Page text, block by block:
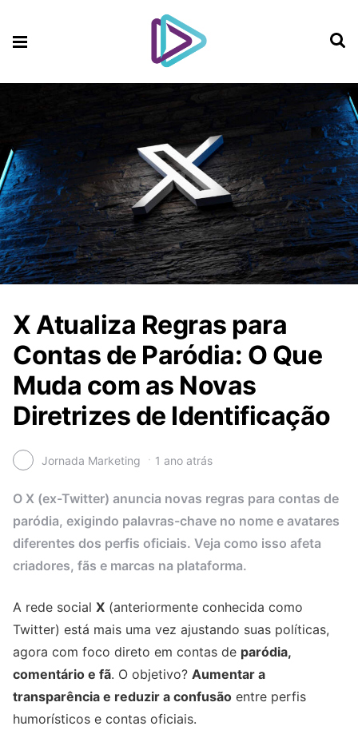
X Atualiza Regras para
Contas de Paródia: O Que
Muda com as Novas
Diretrizes de Identificação
Jornada Marketing 1 ano atrás
O X (ex-Twitter) anuncia novas regras para contas de
paródia, exigindo palavras-chave no nome e avatares
diferentes dos perfis oficiais. Veja como isso afeta
criadores, fãs e marcas na plataforma.
A rede social X (anteriormente conhecida como
Twitter) está mais uma vez ajustando suas políticas,
agora com foco direto em contas de paródia,
comentário e fã. O objetivo? Aumentar a
transparência e reduzir a confusão entre perfis
humorísticos e contas oficiais.